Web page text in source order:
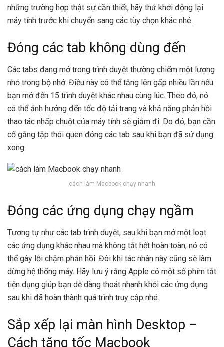
những trường hợp thật sự cần thiết, hãy thử khởi động lại
máy tính trước khi chuyển sang các tùy chọn khác nhé.
Đóng các tab không dùng đến
Các tabs đang mở trong trình duyệt thường chiếm một lượng
nhỏ trong bộ nhớ. Điều này có thể tăng lên gấp nhiều lần nếu
bạn mở đến 15 trình duyệt khác nhau cùng lúc. Theo đó, nó
có thể ảnh hưởng đến tốc độ tải trang và khả năng phản hồi
thao tác nhấp chuột của máy tính sẽ giảm đi. Do đó, bạn cần
cố gắng tập thói quen đóng các tab sau khi bạn đã sử dụng
xong.
cách làm Macbook chạy nhanh
Đóng các ứng dụng chạy ngầm
Tương tự như các tab trình duyệt, sau khi bạn mở một loạt
các ứng dụng khác nhau mà không tắt hết hoàn toàn, nó có
thể gây lỗi chậm phản hồi. Đôi khi tác nhân này cũng sẽ làm
dừng hệ thống máy. Hãy lưu ý rằng Apple có một số phím tắt
tiện dụng giúp bạn dễ dàng thoát nhanh khỏi các ứng dụng
sau khi đã hoàn thành quá trình truy cập nhé.
Sắp xếp lại màn hình Desktop –
Cách tăng tốc Macbook